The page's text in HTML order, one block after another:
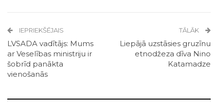
IEPRIEKŠĒJAIS
LVSADA vadītājs: Mums
ar Veselības ministriju ir
šobrīd panākta
vienošanās
TĀLĀK
Liepājā uzstāsies gruzīnu
etnodžeza dīva Nino
Katamadze